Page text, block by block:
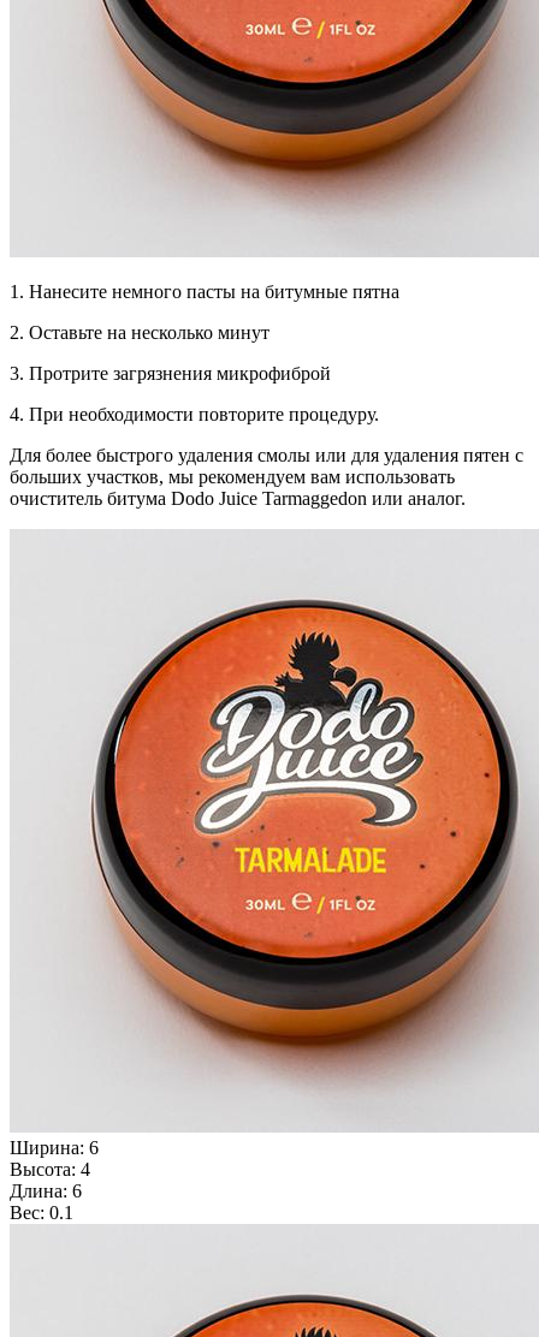
1. Нанесите немного пасты на битумные пятна
2. Оставьте на несколько минут
3. Протрите загрязнения микрофиброй
4. При необходимости повторите процедуру.
Для более быстрого удаления смолы или для удаления пятен с
больших участков, мы рекомендуем вам использовать
очиститель битума Dodo Juice Tarmaggedon или аналог.
Ширина: 6
Высота: 4
Длина: 6
Вес: 0.1